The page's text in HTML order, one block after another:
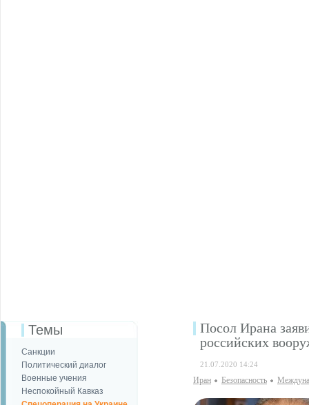
Темы
Санкции
Политический диалог
Военные учения
Неспокойный Кавказ
Посол Ирана
российских
21.07.2020 14:24
Иран Безопаcность